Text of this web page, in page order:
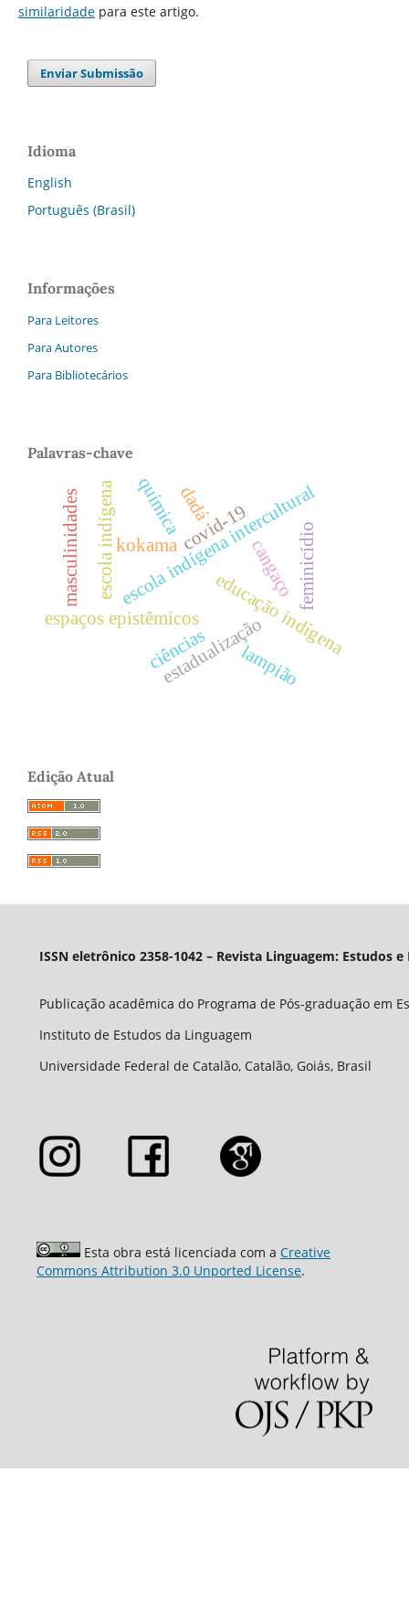
similaridadepara este artigo.
Enviar Submissão
Idioma
English
Português (Brasil)
Informações
Para Leitores
Para Autores
Para Bibliotecários
Palavras-chave
escola indígena intercultural
espaços epistêmicosestadualizaçãoeducação indígena
escola indígenakokama covid-19
cangaço
dadá
lampião
feminicídio
masculinidades química
ciências
Edição Atual
ISSN eletrônico 2358-1042 – Revista Linguagem: Estudos e
Publicação acadêmica do Programa de Pós-graduação em
Instituto de Estudos da Linguagem
Universidade Federal de Catalão, Catalão, Goiás, Brasil
Esta obra está licenciada com a Creative
Commons Attribution 3.0 Unported License.